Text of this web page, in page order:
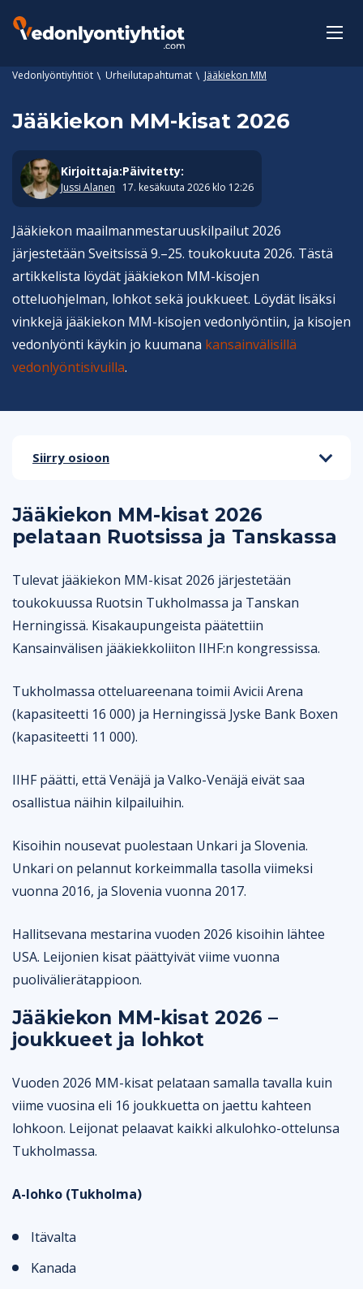
Vedonlyöntiyhtiöt Urheilutapahtumat Jääkiekon MM
Jääkiekon MM-kisat 2026
Kirjoittaja:
Jussi Alanen
Päivitetty:
17. kesäkuuta 2026 klo 12:26
Jääkiekon maailmanmestaruuskilpailut 2026
järjestetään Sveitsissä 9.–25. toukokuuta 2026. Tästä
artikkelista löydät jääkiekon MM-kisojen
otteluohjelman, lohkot sekä joukkueet. Löydät lisäksi
vinkkejä jääkiekon MM-kisojen vedonlyöntiin, ja kisojen
vedonlyönti käykin jo kuumana kansainvälisillä
vedonlyöntisivuilla.
Siirry osioon
Tanskassa
Jääkiekon MM-kisat 2026 – joukkueet ja lohkot
Jääkiekon MM-kisojen vedonlyönti
Jääkiekon MM-kisat 2026 televisiointi
Jääkiekon maailmanmestarit
Jääkiekon MM-kisojen arvokkaimmat pelaajat
Tulevat jääkiekon MM-kisat
Jääkiekon MM-kisat 2026
pelataan Ruotsissa ja Tanskassa
Tulevat jääkiekon MM-kisat 2026 järjestetään
toukokuussa Ruotsin Tukholmassa ja Tanskan
Herningissä. Kisakaupungeista päätettiin
Kansainvälisen jääkiekkoliiton IIHF:n kongressissa.
Tukholmassa otteluareenana toimii Avicii Arena
(kapasiteetti 16 000) ja Herningissä Jyske Bank Boxen
(kapasiteetti 11 000).
IIHF päätti, että Venäjä ja Valko-Venäjä eivät saa
osallistua näihin kilpailuihin.
Kisoihin nousevat puolestaan Unkari ja Slovenia.
Unkari on pelannut korkeimmalla tasolla viimeksi
vuonna 2016, ja Slovenia vuonna 2017.
Hallitsevana mestarina vuoden 2026 kisoihin lähtee
USA. Leijonien kisat päättyivät viime vuonna
puolivälierätappioon.
Jääkiekon MM-kisat 2026 –
joukkueet ja lohkot
Vuoden 2026 MM-kisat pelataan samalla tavalla kuin
viime vuosina eli 16 joukkuetta on jaettu kahteen
lohkoon. Leijonat pelaavat kaikki alkulohko-ottelunsa
Tukholmassa.
A-lohko (Tukholma)
Itävalta
Kanada